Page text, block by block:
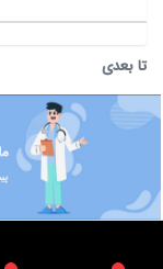
تا بعدی